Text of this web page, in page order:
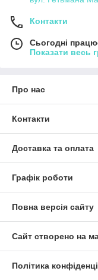
Контакти
Сьогодні
Показати весь
Про нас
Контакти
Доставка та оплата
Графік роботи
Повна версія сайту
Сайт створено на
Політика